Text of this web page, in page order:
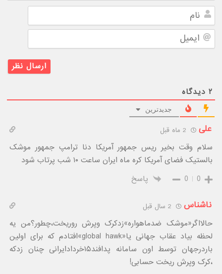
نام
ایمیل
۲ دیدگاه
جدیدترین
علی
سلام وقت بخیر ریس جمهور آمریکا دنا ترامپ جمهور موشک
بالستیک فضای آمریکا کره ماه ایران ساعت ۱۰ شب پرتاب شود
0
0 پاسخ
ناشناس
حالااگر«موشک ضدماهواره»زدکرک وپرش روریخت،چطور؟من یه
لحظه بیاد عقاب جهانی یا«global hawk»افتادم که برای اولین
باردرجهان توسط اون سامانه پدافند۱۵خردادایرانی چنان زدکه
،کرک وپرش ریخت حسابی!